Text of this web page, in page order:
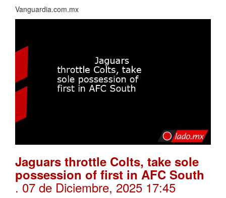
Vanguardia.com.mx
Jaguars throttle Colts, take sole
possession of first in AFC South
. 07 de Diciembre, 2025 17:45